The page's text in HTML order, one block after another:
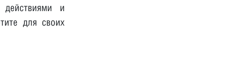
и
для своих